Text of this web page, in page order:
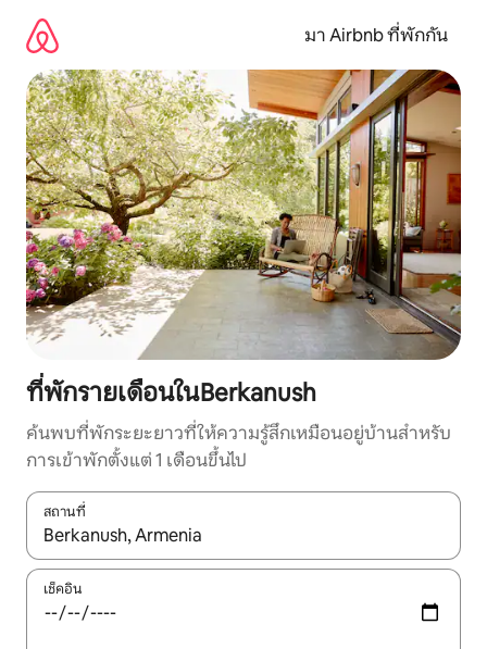
เนื้อหา
มา Airbnb ที่พักกัน
ที่พักรายเดือนในBerkanush
ค้นพบที่พักระยะยาวที่ให้ความรู้สึกเหมือนอยู่บ้านสำหรับ
การเข้าพักตั้งแต่ 1 เดือนขึ้นไป
สถานที่
ใช้ลูกศรขึ้นลง หรือใช้การสัมผัสหรือปัด เพื่อสำรวจผลการค้นหา
เช็คอิน